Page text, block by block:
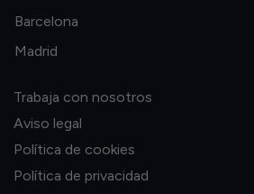
Barcelona
Madrid
Trabaja con nosotros
Aviso legal
Política de cookies
Política de privacidad